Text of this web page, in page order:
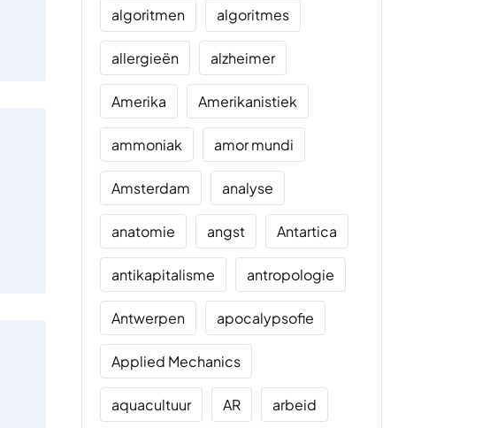
algoritmen algoritmes
allergieën alzheimer
Amerika Amerikanistiek
ammoniak amor mundi
Amsterdam analyse
anatomie angst Antartica
antikapitalisme antropologie
Antwerpen apocalypsofie
Applied Mechanics
aquacultuur AR arbeid